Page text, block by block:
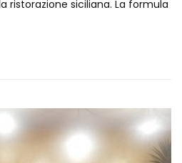
ristorazione siciliana. La formula